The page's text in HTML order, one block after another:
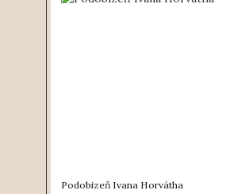
Podobizeň Ivana Horvátha